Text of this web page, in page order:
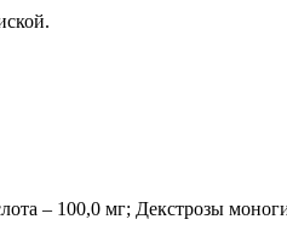
– 100,0 мг; Декстрозы